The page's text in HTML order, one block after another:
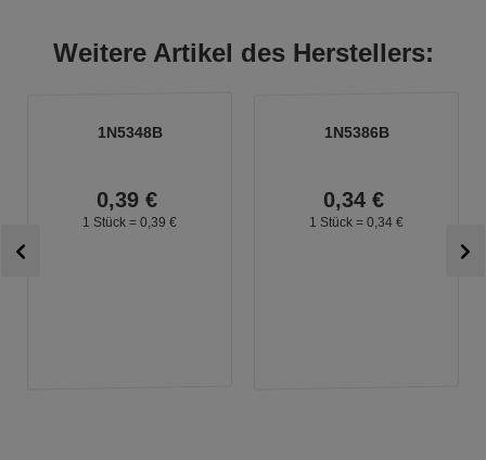
Weitere Artikel des Herstellers:
1N5348B
0,39 €
1 Stück = 0, 39 €
1N5386B
0,34 €
1 Stück = 0, 34 €